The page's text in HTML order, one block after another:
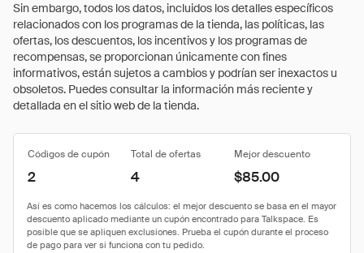
Sin embargo, todos los datos, incluidos los detalles específicos
relacionados con los programas de la tienda, las políticas, las
ofertas, los descuentos, los incentivos y los programas de
recompensas, se proporcionan únicamente con fines
informativos, están sujetos a cambios y podrían ser inexactos u
obsoletos. Puedes consultar la información más reciente y
detallada en el sitio web de la tienda.
Códigos de cupón Total de ofertas Mejor descuento
2 4 $85.00